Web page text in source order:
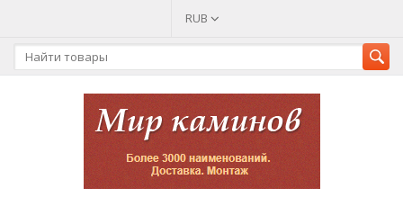
RUB